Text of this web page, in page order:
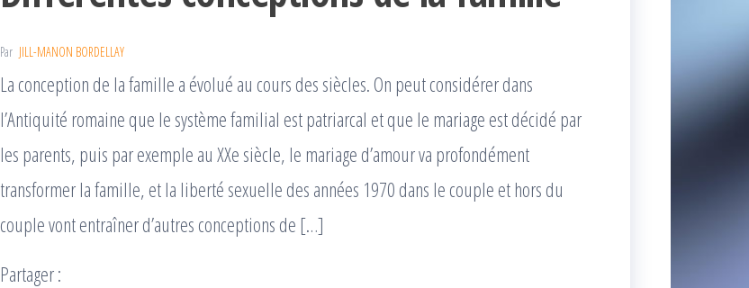
Par JILL-MANON BORDELLAY
La conception de la famille a évolué au cours des siècles. On peut considérer dans
l’Antiquité romaine que le système familial est patriarcal et que le mariage est décidé par
les parents, puis par exemple au XXe siècle, le mariage d’amour va profondément
transformer la famille, et la liberté sexuelle des années 1970 dans le couple et hors du
couple vont entraîner d’autres conceptions de […]
Partager :